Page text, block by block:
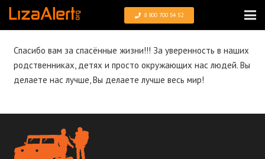
8 800 700 54 52
Спасибо вам за спасённые жизни!!! За уверенность в наших
родственниках, детях и просто окружающих нас людей. Вы
делаете нас лучше, Вы делаете лучше весь мир!